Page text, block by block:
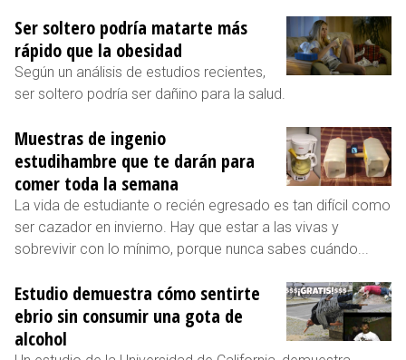
Ser soltero podría matarte más
rápido que la obesidad
Según un análisis de estudios recientes,
ser soltero podría ser dañino para la salud.
Muestras de ingenio
estudihambre que te darán para
comer toda la semana
La vida de estudiante o recién egresado es tan difícil como
ser cazador en invierno. Hay que estar a las vivas y
sobrevivir con lo mínimo, porque nunca sabes cuándo...
Estudio demuestra cómo sentirte
ebrio sin consumir una gota de
alcohol